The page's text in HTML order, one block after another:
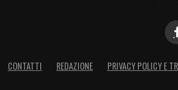
CONTATTI REDAZIONE PRIVACY POLICY E